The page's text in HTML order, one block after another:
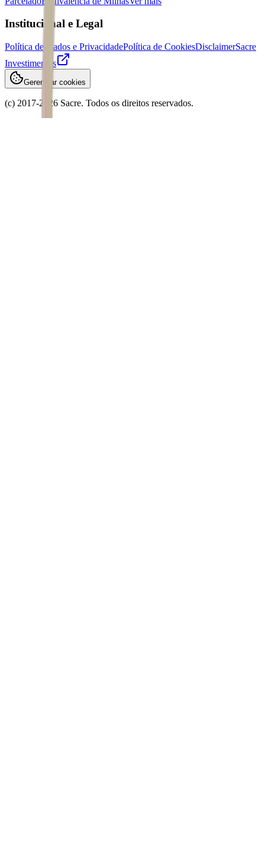
Institucional e Legal
Política de Dados e PrivacidadePolítica de CookiesDisclaimerSacre
Investimentos
Gerenciar cookies
(c) 2017-2026 Sacre. Todos os direitos reservados.